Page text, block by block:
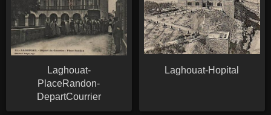
Laghouat-
PlaceRandon-
DepartCourrier
Laghouat-Hopital